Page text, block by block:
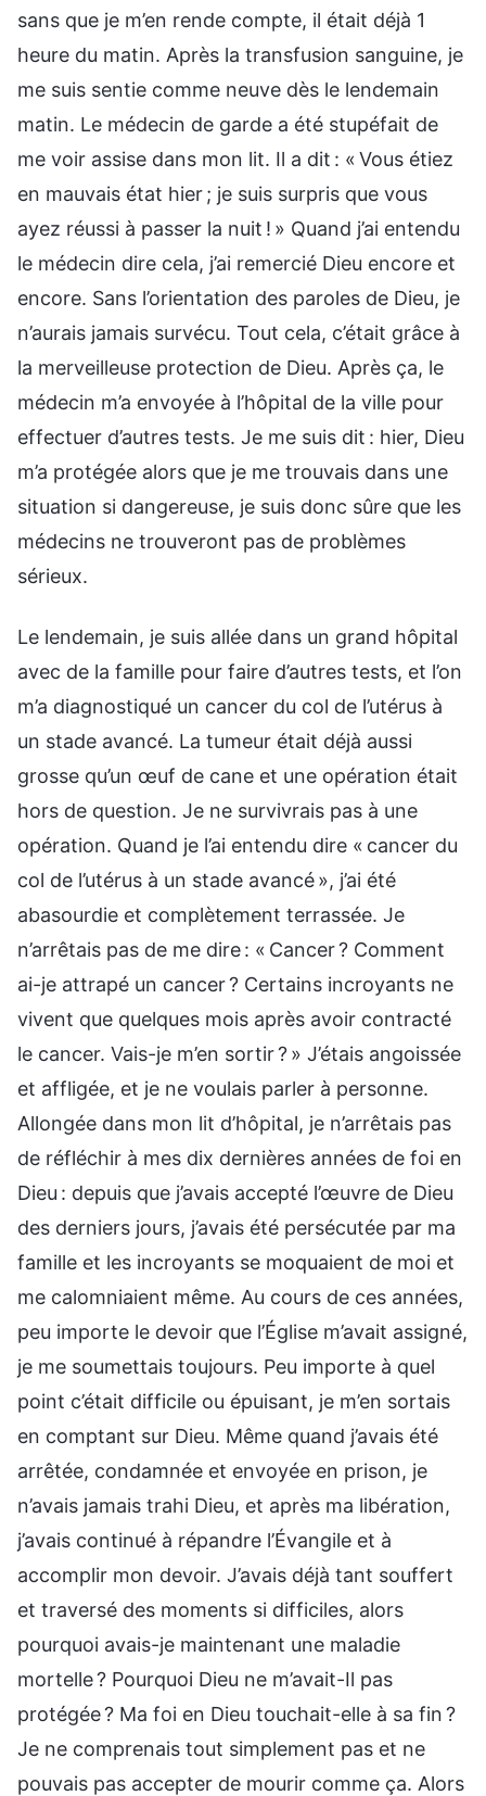
sans que je m’en rende compte, il était déjà 1
heure du matin. Après la transfusion sanguine, je
me suis sentie comme neuve dès le lendemain
matin. Le médecin de garde a été stupéfait de
me voir assise dans mon lit. Il a dit : « Vous étiez
en mauvais état hier ; je suis surpris que vous
ayez réussi à passer la nuit ! » Quand j’ai entendu
le médecin dire cela, j’ai remercié Dieu encore et
encore. Sans l’orientation des paroles de Dieu, je
n’aurais jamais survécu. Tout cela, c’était grâce à
la merveilleuse protection de Dieu. Après ça, le
médecin m’a envoyée à l’hôpital de la ville pour
effectuer d’autres tests. Je me suis dit : hier, Dieu
m’a protégée alors que je me trouvais dans une
situation si dangereuse, je suis donc sûre que les
médecins ne trouveront pas de problèmes
sérieux.
Le lendemain, je suis allée dans un grand hôpital
avec de la famille pour faire d’autres tests, et l’on
m’a diagnostiqué un cancer du col de l’utérus à
un stade avancé. La tumeur était déjà aussi
grosse qu’un œuf de cane et une opération était
hors de question. Je ne survivrais pas à une
opération. Quand je l’ai entendu dire « cancer du
col de l’utérus à un stade avancé », j’ai été
abasourdie et complètement terrassée. Je
n’arrêtais pas de me dire : « Cancer ? Comment
ai-je attrapé un cancer ? Certains incroyants ne
vivent que quelques mois après avoir contracté
le cancer. Vais-je m’en sortir ? » J’étais angoissée
et affligée, et je ne voulais parler à personne.
Allongée dans mon lit d’hôpital, je n’arrêtais pas
de réfléchir à mes dix dernières années de foi en
Dieu : depuis que j’avais accepté l’œuvre de Dieu
des derniers jours, j’avais été persécutée par ma
famille et les incroyants se moquaient de moi et
me calomniaient même. Au cours de ces années,
peu importe le devoir que l’Église m’avait assigné,
je me soumettais toujours. Peu importe à quel
point c’était difficile ou épuisant, je m’en sortais
en comptant sur Dieu. Même quand j’avais été
arrêtée, condamnée et envoyée en prison, je
n’avais jamais trahi Dieu, et après ma libération,
j’avais continué à répandre l’Évangile et à
accomplir mon devoir. J’avais déjà tant souffert
et traversé des moments si difficiles, alors
pourquoi avais-je maintenant une maladie
mortelle ? Pourquoi Dieu ne m’avait-Il pas
protégée ? Ma foi en Dieu touchait-elle à sa fin ?
Je ne comprenais tout simplement pas et ne
pouvais pas accepter de mourir comme ça. Alors